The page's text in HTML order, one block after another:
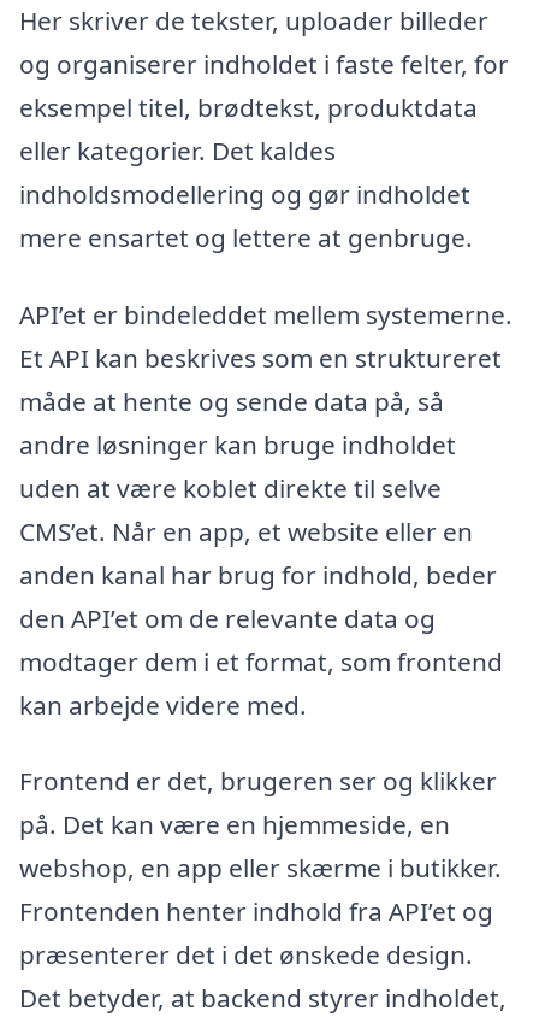
Her skriver de tekster, uploader billeder
og organiserer indholdet i faste felter, for
eksempel titel, brødtekst, produktdata
eller kategorier. Det kaldes
indholdsmodellering og gør indholdet
mere ensartet og lettere at genbruge.
API’et er bindeleddet mellem systemerne.
Et API kan beskrives som en struktureret
måde at hente og sende data på, så
andre løsninger kan bruge indholdet
uden at være koblet direkte til selve
CMS’et. Når en app, et website eller en
anden kanal har brug for indhold, beder
den API’et om de relevante data og
modtager dem i et format, som frontend
kan arbejde videre med.
Frontend er det, brugeren ser og klikker
på. Det kan være en hjemmeside, en
webshop, en app eller skærme i butikker.
Frontenden henter indhold fra API’et og
præsenterer det i det ønskede design.
Det betyder, at backend styrer indholdet,